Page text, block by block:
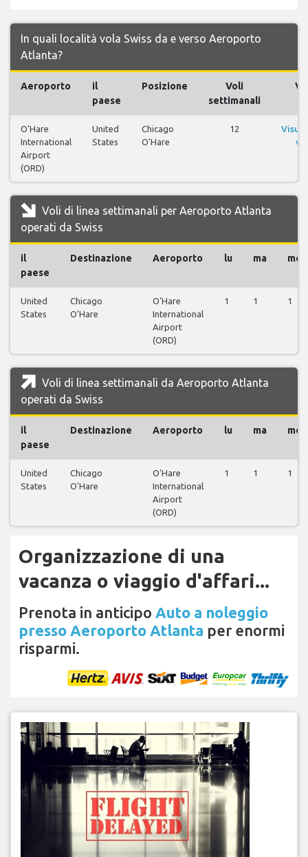
In quali località vola Swiss da e verso Aeroporto
Atlanta?
Aeroporto
il
paese
Posizione
Voli
settimanali
O'Hare
International
Airport
(ORD)
United
States
Chicago
O'Hare
12
Voli di linea settimanali per Aeroporto Atlanta
operati da Swiss
il
paese
Destinazione Aeroporto lu ma me
United
States
Chicago
O'Hare
O'Hare
International
Airport
(ORD)
1 1 1
Voli di linea settimanali da Aeroporto Atlanta
operati da Swiss
il
paese
Destinazione Aeroporto lu ma me
United
States
Chicago
O'Hare
O'Hare
International
Airport
(ORD)
1 1 1
Organizzazione di una
vacanza o viaggio d'affari...
Prenota in anticipo Auto a noleggio
presso Aeroporto Atlanta per enormi
risparmi.